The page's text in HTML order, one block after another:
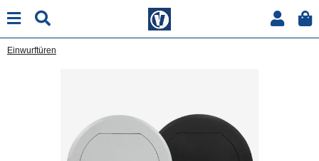
Einwurftüren